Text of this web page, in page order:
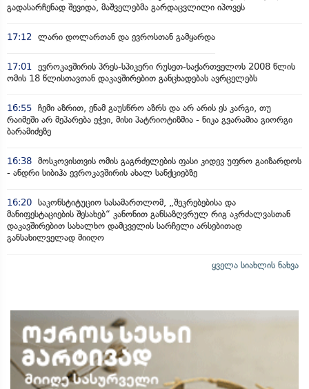
გადასარჩენად შევიდა, მაშველებმა გარდაცვლილი იპოვეს
17:12 ლარი დოლართან და ევროსთან გამყარდა
17:01 ევროკავშირის პრეს-სპიკერი რუსეთ-საქართველოს 2008 წლის
ომის 18 წლისთავთან დაკავშირებით განცხადებას ავრცელებს
16:55 ჩემი აზრით, ენამ გაუსწრო აზრს და არ არის ეს კარგი, თუ
რაიმეში არ მეპარება ეჭვი, მისი პატრიოტიზმია - ნიკა გვარამია გიორგი
ბარამიძეზე
16:38 მოსკოვისთვის ომის გაგრძელების ფასი კიდევ უფრო გაიზარდოს
- ანდრი სიბიჰა ევროკავშირის ახალ სანქციებზე
16:20 საკონსტიტუციო სასამართლომ, „შეკრებებისა და
მანიფესტაციების შესახებ“ კანონით განსაზღვრულ რიგ აკრძალვასთან
დაკავშირებით სახალხო დამცველის სარჩელი არსებითად
განსახილველად მიიღო
ყველა სიახლის ნახვა